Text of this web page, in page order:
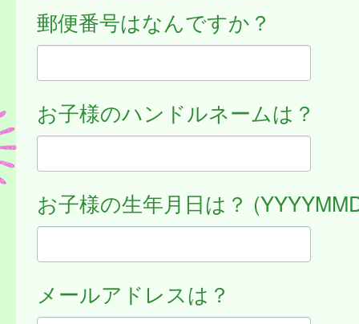
郵便番号はなんですか？
お子様のハンドルネームは？
お子様の生年月日は？
メールアドレスは？